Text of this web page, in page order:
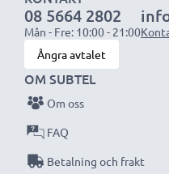
OBS:För bästa
batterierna fullt innan
Missa aldrig ett
kompakta LCD-
Beställ nu med snabb
08 5664 2802
Mån - Fre: 10:00 - 21:00
Ångra avtalet
OM SUBTEL
Om oss
FAQ
Betalning och frakt